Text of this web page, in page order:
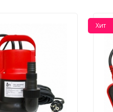
Хит